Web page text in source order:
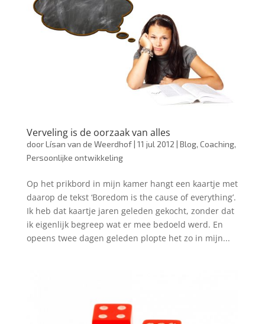
Verveling is de oorzaak van alles
doorLísan van de Weerdhof| 11 jul 2012 | Blog, Coaching,
Persoonlijke ontwikkeling
Op het prikbord in mijn kamer hangt een kaartje met
daarop de tekst ‘Boredom is the cause of everything’.
Ik heb dat kaartje jaren geleden gekocht, zonder dat
ik eigenlijk begreep wat er mee bedoeld werd. En
opeens twee dagen geleden plopte het zo in mijn...